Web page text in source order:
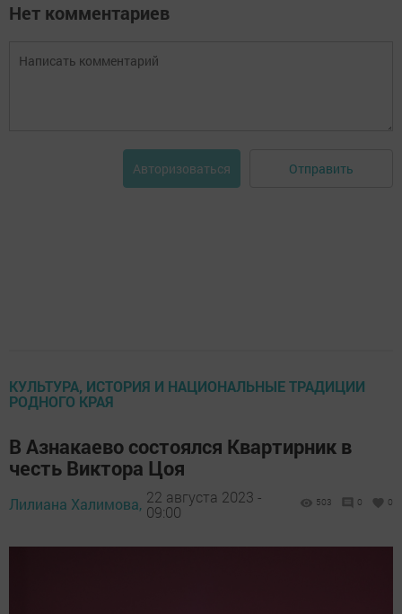
Нет комментариев
Авторизоваться Отправить
КУЛЬТУРА, ИСТОРИЯ И НАЦИОНАЛЬНЫЕ ТРАДИЦИИ
РОДНОГО КРАЯ
В Азнакаево состоялся Квартирник в
честь Виктора Цоя
Лилиана Халимова, 22 августа 2023 -
09:00
503 0 0